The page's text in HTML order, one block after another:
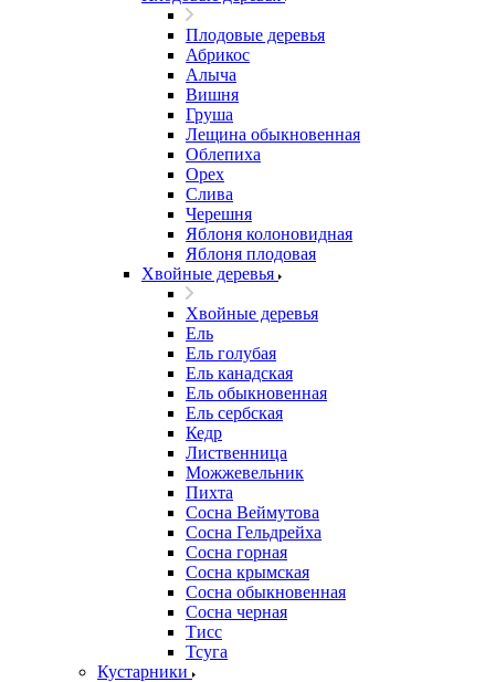
Плодовые деревья
Абрикос
Алыча
Вишня
Груша
Лещина обыкновенная
Облепиха
Орех
Слива
Черешня
Яблоня колоновидная
Яблоня плодовая
Хвойные деревья
Хвойные деревья
Ель
Ель голубая
Ель канадская
Ель обыкновенная
Ель сербская
Кедр
Лиственница
Можжевельник
Пихта
Сосна Веймутова
Сосна Гельдрейха
Сосна горная
Сосна крымская
Сосна обыкновенная
Сосна черная
Тисс
Тсуга
Кустарники